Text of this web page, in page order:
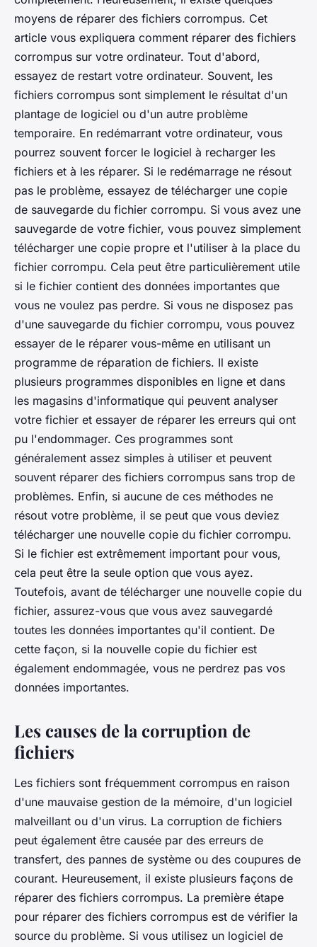
moyens de réparer des fichiers corrompus. Cet
article vous expliquera comment réparer des fichiers
corrompus sur votre ordinateur. Tout d'abord,
essayez de restart votre ordinateur. Souvent, les
fichiers corrompus sont simplement le résultat d'un
plantage de logiciel ou d'un autre problème
temporaire. En redémarrant votre ordinateur, vous
pourrez souvent forcer le logiciel à recharger les
fichiers et à les réparer. Si le redémarrage ne résout
pas le problème, essayez de télécharger une copie
de sauvegarde du fichier corrompu. Si vous avez une
sauvegarde de votre fichier, vous pouvez simplement
télécharger une copie propre et l'utiliser à la place du
fichier corrompu. Cela peut être particulièrement utile
si le fichier contient des données importantes que
vous ne voulez pas perdre. Si vous ne disposez pas
d'une sauvegarde du fichier corrompu, vous pouvez
essayer de le réparer vous-même en utilisant un
programme de réparation de fichiers. Il existe
plusieurs programmes disponibles en ligne et dans
les magasins d'informatique qui peuvent analyser
votre fichier et essayer de réparer les erreurs qui ont
pu l'endommager. Ces programmes sont
généralement assez simples à utiliser et peuvent
souvent réparer des fichiers corrompus sans trop de
problèmes. Enfin, si aucune de ces méthodes ne
résout votre problème, il se peut que vous deviez
télécharger une nouvelle copie du fichier corrompu.
Si le fichier est extrêmement important pour vous,
cela peut être la seule option que vous ayez.
Toutefois, avant de télécharger une nouvelle copie du
fichier, assurez-vous que vous avez sauvegardé
toutes les données importantes qu'il contient. De
cette façon, si la nouvelle copie du fichier est
également endommagée, vous ne perdrez pas vos
données importantes.
Les causes de la corruption de
fichiers
Les fichiers sont fréquemment corrompus en raison
d'une mauvaise gestion de la mémoire, d'un logiciel
malveillant ou d'un virus. La corruption de fichiers
peut également être causée par des erreurs de
transfert, des pannes de système ou des coupures de
courant. Heureusement, il existe plusieurs façons de
réparer des fichiers corrompus. La première étape
pour réparer des fichiers corrompus est de vérifier la
source du problème. Si vous utilisez un logiciel de